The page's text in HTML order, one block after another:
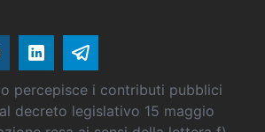
percepisce i contributi pubblici
decreto legislativo 15 maggio